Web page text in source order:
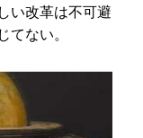
い改革は不可避
てない。